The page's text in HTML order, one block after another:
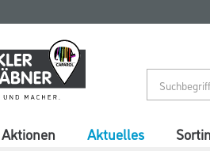
Aktionen Aktuelles